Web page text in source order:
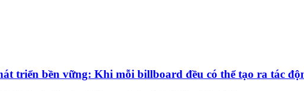
triển bền vững: Khi mỗi billboard đều có thể tạo ra tác